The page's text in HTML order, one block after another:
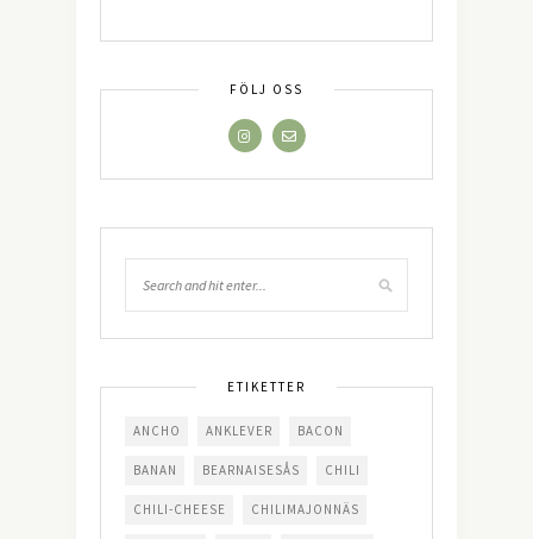
FÖLJ OSS
ETIKETTER
ANCHO ANKLEVER BACON
BANAN BEARNAISESÅS CHILI
CHILI-CHEESE CHILIMAJONNÄS